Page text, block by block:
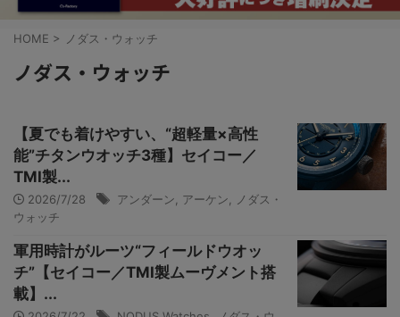
HOME > ノダス・ウォッチ
ノダス・ウォッチ
【夏でも着けやすい、“超軽量×高性
能”チタンウオッチ3種】セイコー／
TMI製...
2026/7/28 アンダーン アーケン
ノダス・
ウォッチ
軍用時計がルーツ“フィールドウオッ
チ”【セイコー／TMI製ムーヴメント搭
載】...